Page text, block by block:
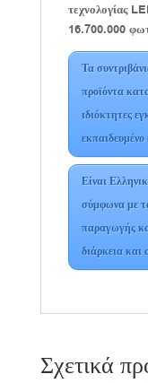
τεχνολογίας
16.700.000
Τα
προϊόντα
ιδιόκτητες
Είναι
σύμφωνα με
παραγωγής
διάρκεια και
Σχετικά